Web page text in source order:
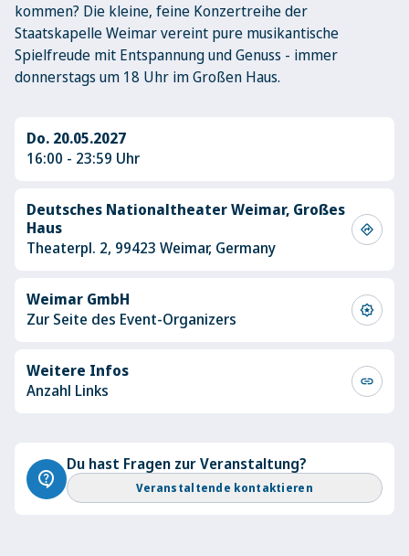
kommen? Die kleine, feine Konzertreihe der
Staatskapelle Weimar vereint pure musikantische
Spielfreude mit Entspannung und Genuss - immer
donnerstags um 18 Uhr im Großen Haus.
Do. 20.05.2027
16:00 - 23:59 Uhr
Deutsches Nationaltheater Weimar, Großes
Haus
Theaterpl. 2, 99423 Weimar, Germany
directions
Weimar GmbH
Zur Seite des Event-Organizers
award_star
Weitere Infos
Anzahl Links
link
contact_support
Du hast Fragen zur Veranstaltung?
Veranstaltende kontaktieren